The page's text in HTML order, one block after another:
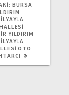
S
O
N
R
A
K
I
Y
BURSA
YILDIRIM
OTO